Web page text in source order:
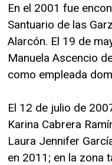
En el 2001 fue
Santuario de las
Alarcón. El 19 de
Manuela Ascencio
como empleada
El 12 de julio de
Karina Cabrera
Laura Jennifer
en 2011; en la zona